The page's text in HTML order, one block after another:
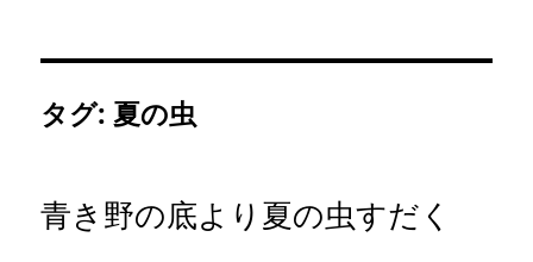
タグ:夏の虫
青き野の底より夏の虫すだく